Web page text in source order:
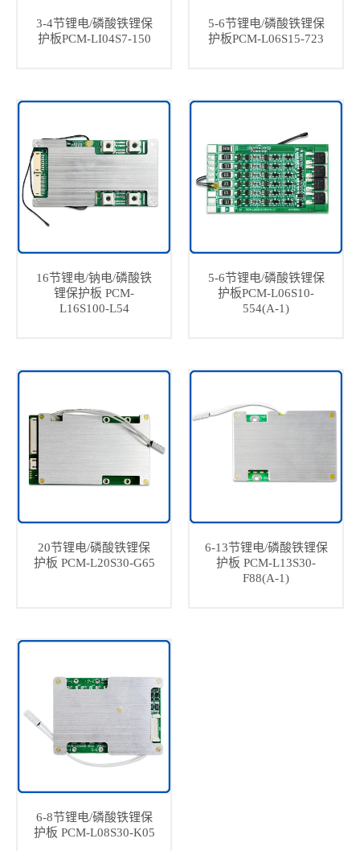
3-4节锂电/磷酸铁锂保
护板PCM-LI04S7-150
5-6节锂电/磷酸铁锂保
护板PCM-L06S15-723
16节锂电/钠电/磷酸铁
锂保护板 PCM-
L16S100-L54
5-6节锂电/磷酸铁锂保
护板PCM-L06S10-
554(A-1)
20节锂电/磷酸铁锂保
护板 PCM-L20S30-G65
6-13节锂电/磷酸铁锂保
护板 PCM-L13S30-
F88(A-1)
6-8节锂电/磷酸铁锂保
护板 PCM-L08S30-K05